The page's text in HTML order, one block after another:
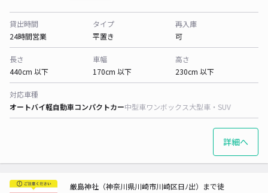
貸出時間
24時間営業
タイプ
平置き
再入庫
可
長さ
440cm 以下
車幅
170cm 以下
高さ
230cm 以下
対応車種
オートバイ軽自動車コンパクトカー中型車ワンボックス大型車・SUV
詳細へ
厳島神社（神奈川県川崎市川崎区日ﾉ出）まで徒